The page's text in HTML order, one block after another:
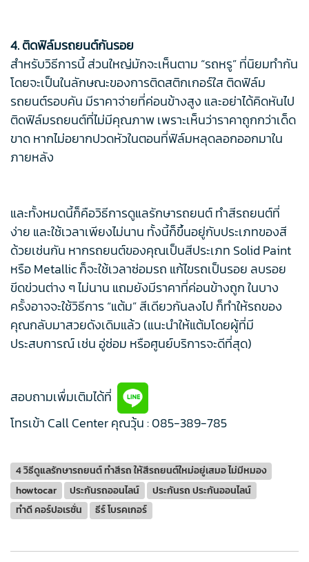
4. ติดฟิล์มรถยนต์กันรอย
สำหรับวิธีการนี้ ส่วนใหญ่มักจะเห็นตาม “รถหรู” ที่นิยมทำกัน
โดยจะเป็นในลักษณะของการติดสติกเกอร์ใส ติดฟิล์ม
รถยนต์รอบคัน มีราคาจ่ายที่ค่อนข้างสูง และอย่าได้คิดหันไป
ติดฟิล์มรถยนต์ที่ไม่มีคุณภาพ เพราะเห็นว่าราคาถูกกว่าเด็ด
ขาด หากไม่อยากปวดหัวในตอนที่ฟิล์มหลุดลอกออกมาใน
ภายหลัง
และทั้งหมดนี้ก็คือวิธีการดูแลรักษารถยนต์ ทำสีรถยนต์ที่
ง่าย และใช้เวลาเพียงไม่นาน ทั้งนี้ก็ขึ้นอยู่กับประเภทของสี
ด้วยเช่นกัน หากรถยนต์ของคุณเป็นสีประเภท Solid Paint
หรือ Metallic ก็จะใช้เวลาซ่อมรถ แก้ไขรถเป็นรอย ลบรอย
ขีดข่วนต่าง ๆ ไม่นาน แถมยังมีราคาที่ค่อนข้างถูก ในบาง
ครั้งอาจจะใช้วิธีการ “แต้ม” สีเดียวกันลงไป ก็ทำให้รถของ
คุณกลับมาสวยดังเดิมแล้ว (แนะนำให้แต้มโดยผู้ที่มี
ประสบการณ์ เช่น อู่ซ่อม หรือศูนย์บริการจะดีที่สุด)
สอบถามเพื่มเติมได้ที่
โทรเข้า Call Center คุณวุ้น : 085-389-785
4 วิธีดูแลรักษารถยนต์ ทำสีรถ ให้สีรถยนต์ใหม่อยู่เสมอ ไม่มีหมอง
howtocar
ประกันรถออนไลน์
ประกันรถ ประกันออนไลน์
ทำดี คอร์ปอเรชั่น
ธีร์ โบรคเกอร์